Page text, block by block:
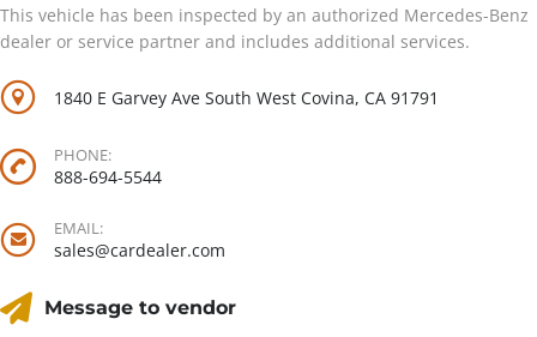
This vehicle has been inspected by an authorized Mercedes-Benz
dealer or service partner and includes additional services.
1840 E Garvey Ave South West Covina, CA 91791
PHONE:
888-694-5544
EMAIL:
sales@cardealer.com
Message to vendor